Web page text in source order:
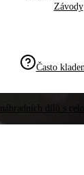
Závody
Často
dílů s